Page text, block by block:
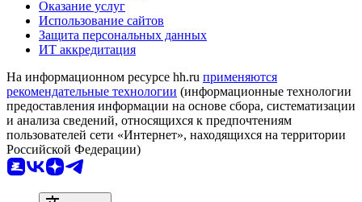
Оказание услуг
Использование сайтов
Защита персональных данных
ИТ аккредитация
На информационном ресурсе hh.ru применяются
рекомендательные технологии (информационные технологии
предоставления информации на основе сбора, систематизации
и анализа сведений, относящихся к предпочтениям
пользователей сети «Интернет», находящихся на территории
Российской Федерации)